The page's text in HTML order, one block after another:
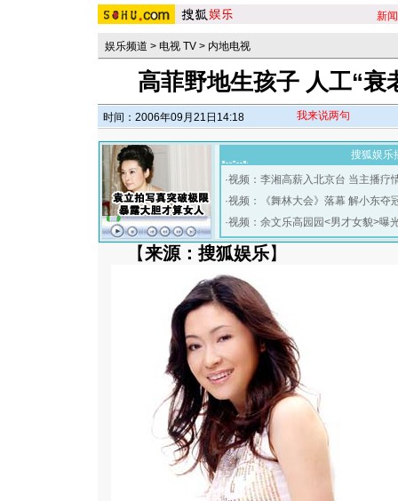
新闻
娱乐频道 > 电视 TV > 内地电视
高菲野地生孩子 人工“衰
时间：2006年09月21日14:18 我来说两句
搜狐娱乐
·视频：李湘高薪入北京台 当主播疗
·视频：《舞林大会》落幕 解小东夺
·视频：余文乐高园园<男才女貌>曝
【来源：搜狐娱乐】